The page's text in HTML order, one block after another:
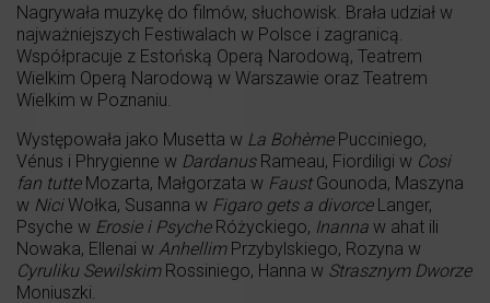
Nagrywała muzykę do filmów, słuchowisk. Brała udział w
najważniejszych Festiwalach w Polsce i zagranicą.
Współpracuje z Estońską Operą Narodową, Teatrem
Wielkim Operą Narodową w Warszawie oraz Teatrem
Wielkim w Poznaniu.
Występowała jako Musetta w La BohèmePucciniego,
Vénus i Phrygienne w Dardanus Rameau, Fiordiligi w Cosi
fan tutteMozarta, Małgorzata w FaustGounoda, Maszyna
w NiciWołka, Susanna w Figaro gets a divorceLanger,
Psyche w Erosie i PsycheRóżyckiego, Inanna w ahat ili
Nowaka, Ellenai w AnhellimPrzybylskiego, Rozyna w
Cyruliku SewilskimRossiniego, Hanna w Strasznym Dworze
Moniuszki.